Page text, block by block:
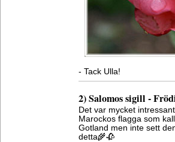
- Tack Ulla!
2) Salomos sigill -
Det var mycket
Marockos flagga som
Gotland men inte sett
detta🌾🥀